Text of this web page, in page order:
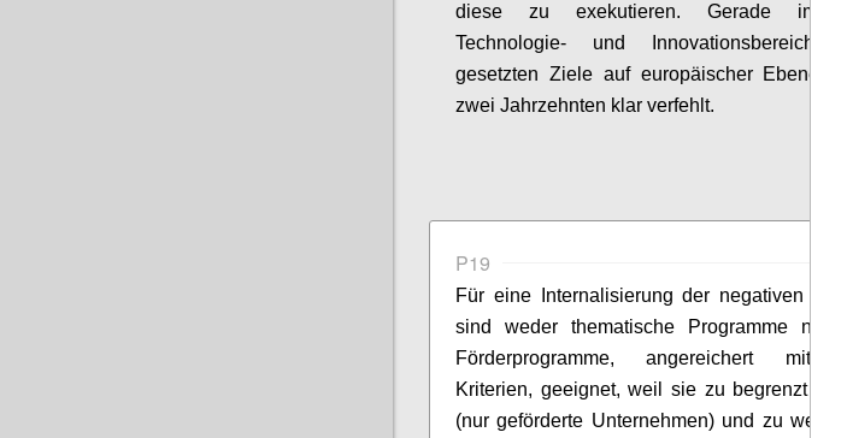
diese zu exekutieren.
Gerade im
Technologie- und Innovationsbereich
gesetzten Ziele auf europäischer Ebene
zwei Jahrzehnten klar verfehlt.
P19
Für eine Internalisierung der negativen
sind weder thematische Programme
Förderprogramme, angereichert mit
Kriterien, geeignet, weil sie zu begrenzt in
(nur geförderte Unternehmen) und zu wenig